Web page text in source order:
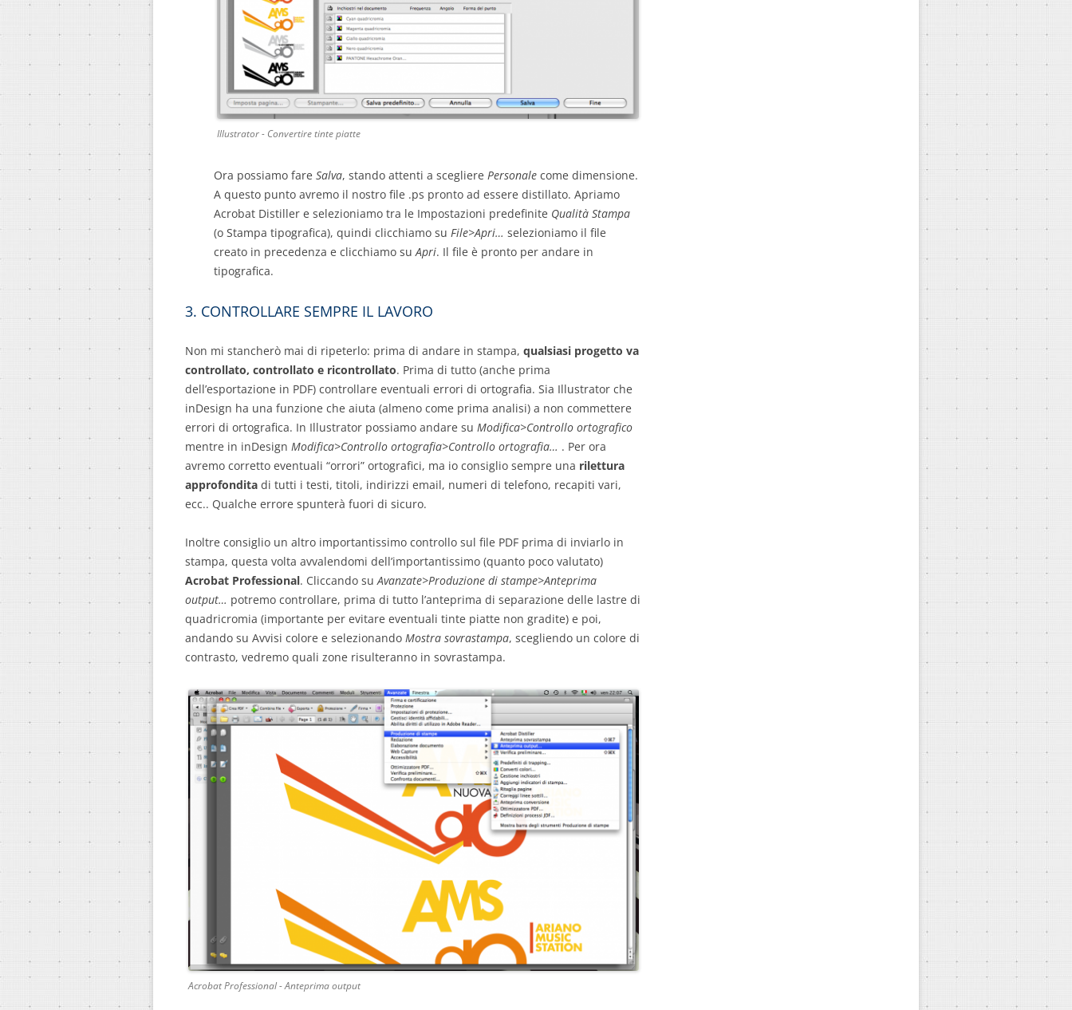
Illustrator - Convertire tinte piatte
Ora possiamo fare Salva, stando attenti a scegliere Personale come dimensione.
A questo punto avremo il nostro file .ps pronto ad essere distillato. Apriamo
Acrobat Distiller e selezioniamo tra le Impostazioni predefinite Qualità Stampa
(o Stampa tipografica), quindi clicchiamo su File>Apri… selezioniamo il file
creato in precedenza e clicchiamo suApri. Il file è pronto per andare in
tipografica.
3. CONTROLLARE SEMPRE IL LAVORO
Non mi stancherò mai di ripeterlo: prima di andare in stampa, qualsiasi progetto va
controllato, controllato e ricontrollato. Prima di tutto (anche prima
dell’esportazione in PDF) controllare eventuali errori di ortografia. Sia Illustrator che
inDesign ha una funzione che aiuta (almeno come prima analisi) a non commettere
errori di ortografica. In Illustrator possiamo andare su Modifica>Controllo ortografico
mentre in inDesign Modifica>Controllo ortografia>Controllo ortografia… . Per ora
avremo corretto eventuali “orrori” ortografici, ma io consiglio sempre una rilettura
approfondita di tutti i testi, titoli, indirizzi email, numeri di telefono, recapiti vari,
ecc.. Qualche errore spunterà fuori di sicuro.
Inoltre consiglio un altro importantissimo controllo sul file PDF prima di inviarlo in
stampa, questa volta avvalendomi dell’importantissimo (quanto poco valutato)
Acrobat Professional. Cliccando suAvanzate>Produzione di stampe>Anteprima
output… potremo controllare, prima di tutto l’anteprima di separazione delle lastre di
quadricromia (importante per evitare eventuali tinte piatte non gradite) e poi,
andando su Avvisi colore e selezionando Mostra sovrastampa, scegliendo un colore di
contrasto, vedremo quali zone risulteranno in sovrastampa.
Acrobat Professional - Anteprima output